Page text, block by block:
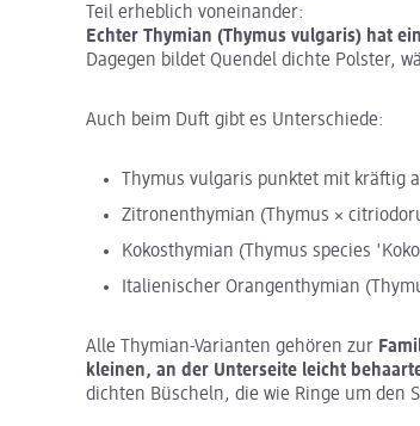
Teil erheblich voneinander:
Echter Thymian (Thymus vulgaris) hat
Dagegen bildet Quendel dichte Polster,
Auch beim Duft gibt es Unterschiede:
Thymus vulgaris punktet mit kräftig
Zitronenthymian (Thymus ×
Kokosthymian (Thymus species
Italienischer Orangenthymian
Alle Thymian-Varianten gehören zur
kleinen, an der Unterseite leicht
dichten Büscheln, die wie Ringe um den